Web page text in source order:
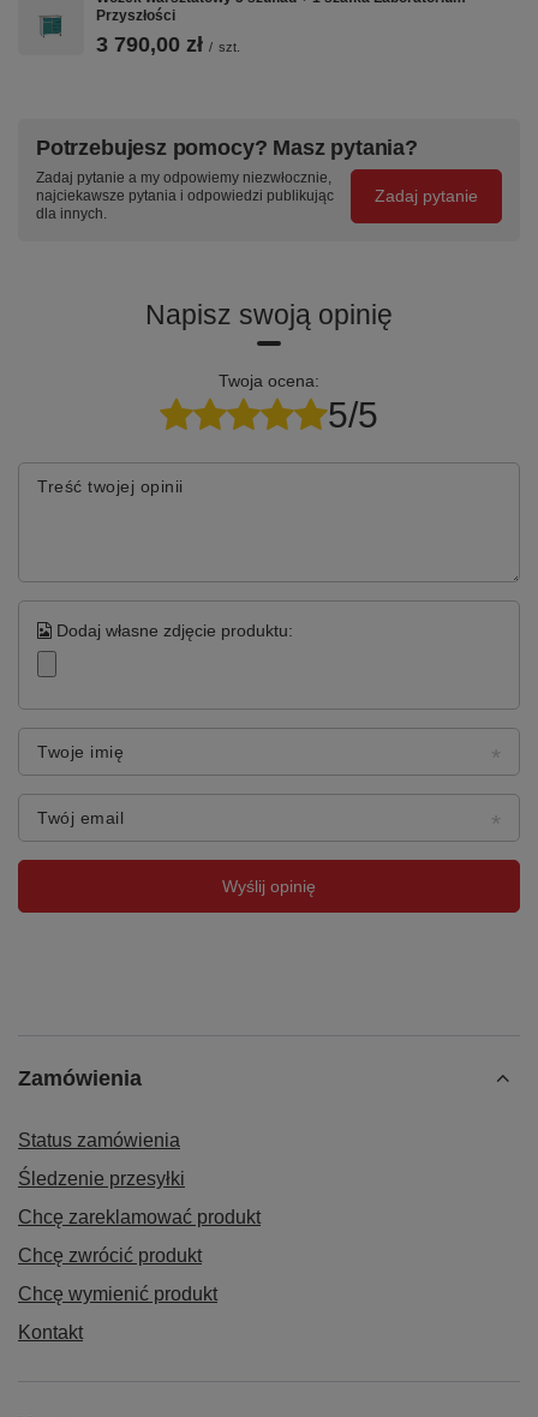
Przyszłości
3 790,00 zł / szt.
Potrzebujesz pomocy? Masz pytania?
Zadaj pytanie a my odpowiemy niezwłocznie,
najciekawsze pytania i odpowiedzi publikując
dla innych.
Zadaj pytanie
Napisz swoją opinię
Twoja ocena:
5/5
Treść twojej opinii
Dodaj własne zdjęcie produktu:
Twoje imię
Twój email
Wyślij opinię
Zamówienia
Status zamówienia
Śledzenie przesyłki
Chcę zareklamować produkt
Chcę zwrócić produkt
Chcę wymienić produkt
Kontakt